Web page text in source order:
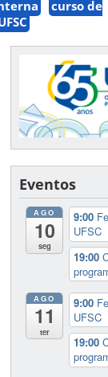
curso de
Eventos
AGO
10
seg
9:00
UFSC
19:00
AGO
11
ter
9:00
UFSC
19:00